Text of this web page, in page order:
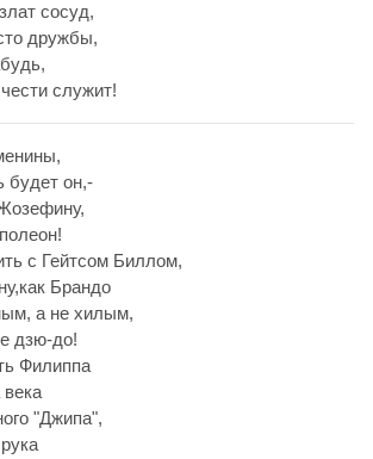
сосуд,
дружбы,
служит!
будет он,-
с Гейтсом Биллом,
Брандо
а не хилым,
дзю-до!
Филиппа
"Джипа",